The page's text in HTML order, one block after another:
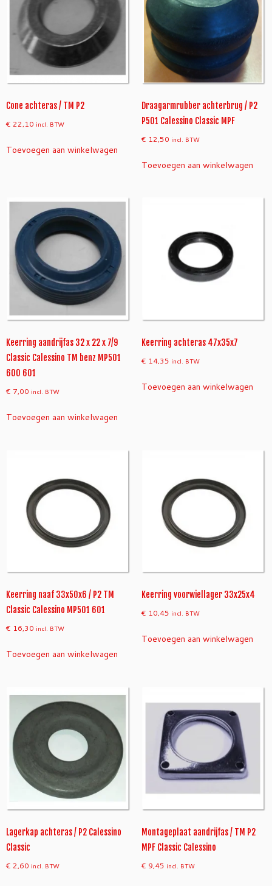
Cone achteras / TM P2
€ 22,10 incl. BTW
Toevoegen aan winkelwagen
Draagarmrubber achterbrug / P2
P501 Calessino Classic MPF
€ 12,50 incl. BTW
Toevoegen aan winkelwagen
Keerring aandrijfas 32 x 22 x 7/9
Classic Calessino TM benz MP501
600 601
€ 7,00 incl. BTW
Toevoegen aan winkelwagen
Keerring achteras 47x35x7
€ 14,35 incl. BTW
Toevoegen aan winkelwagen
Keerring naaf 33x50x6 / P2 TM
Classic Calessino MP501 601
€ 16,30 incl. BTW
Toevoegen aan winkelwagen
Keerring voorwiellager 33x25x4
€ 10,45 incl. BTW
Toevoegen aan winkelwagen
Lagerkap achteras / P2 Calessino
Classic
€ 2,60 incl. BTW
Montageplaat aandrijfas / TM P2
MPF Classic Calessino
€ 9,45 incl. BTW